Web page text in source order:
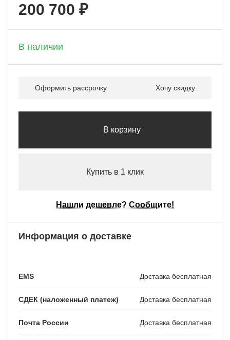
200 700 ₽
В наличии
Оформить рассрочку Хочу скидку
В корзину
Купить в 1 клик
Нашли дешевле? Сообщите!
Информация о доставке
EMS Доставка бесплатная
СДЕК (наложенный платеж) Доставка бесплатная
Почта России Доставка бесплатная